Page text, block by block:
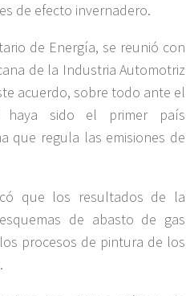
de efecto invernadero.
de Energía, se reunió con
de la Industria Automotriz
acuerdo, sobre todo ante el
sido el primer país
que regula las emisiones de
que los resultados de la
de abasto de gas
procesos de pintura de los